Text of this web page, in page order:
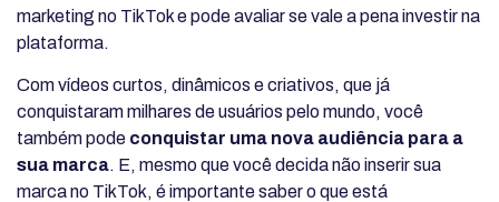
marketing no TikTok e pode avaliar se vale a pena investir na
plataforma.
Com vídeos curtos, dinâmicos e criativos, que já
conquistaram milhares de usuários pelo mundo, você
também pode conquistar uma nova audiência para a
sua marca. E, mesmo que você decida não inserir sua
marca no TikTok, é importante saber o que está